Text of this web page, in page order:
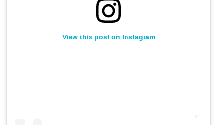
View this post on Instagram